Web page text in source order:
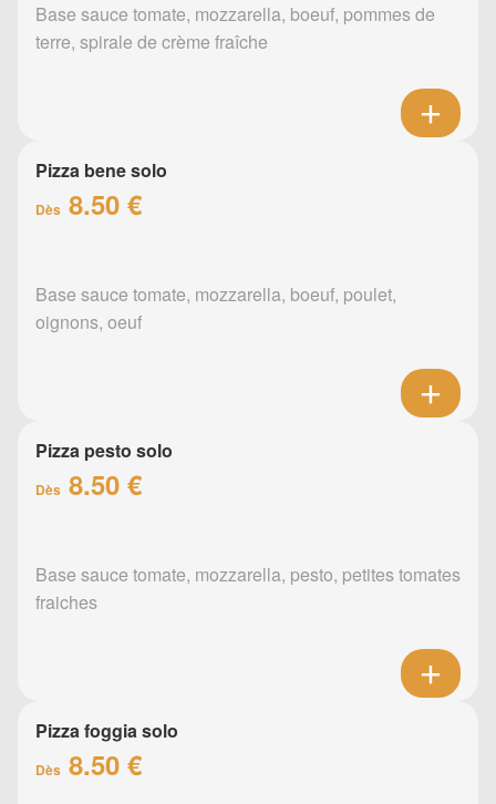
Base sauce tomate, mozzarella, boeuf, pommes de
terre, spirale de crème fraîche
Pizza bene solo
Dès 8.50 €
Base sauce tomate, mozzarella, boeuf, poulet,
oignons, oeuf
Pizza pesto solo
Dès 8.50 €
Base sauce tomate, mozzarella, pesto, petites tomates
fraiches
Pizza foggia solo
Dès 8.50 €